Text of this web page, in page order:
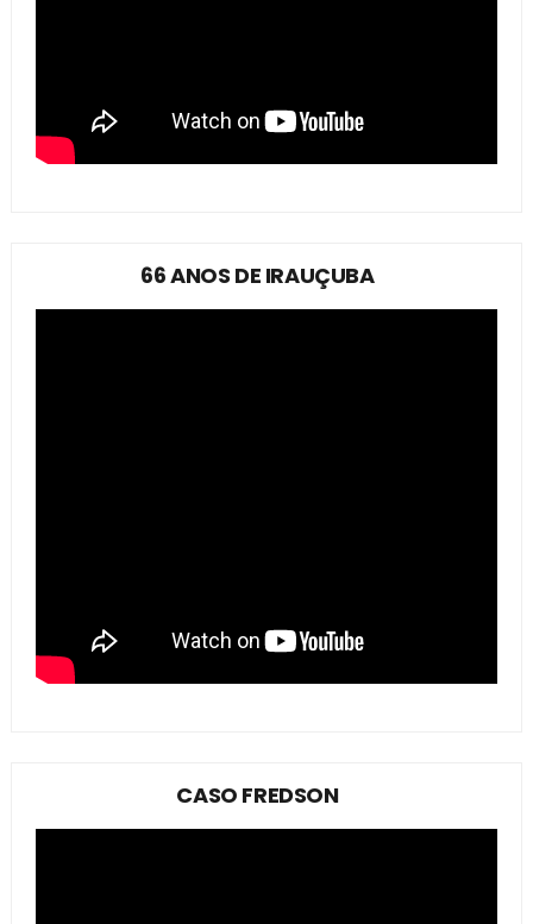
66 ANOS DE IRAUÇUBA
CASO FREDSON